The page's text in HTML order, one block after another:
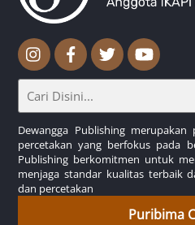
Dewangga Publishing
percetakan yang berfokus pada
Publishing berkomitmen untuk
menjaga standar kualitas terbaik
dan percetakan
Puribima